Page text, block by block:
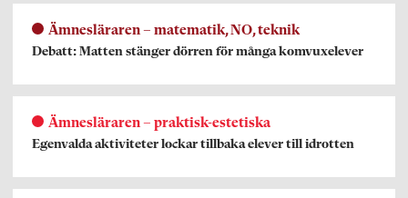
Ämnesläraren – matematik, NO, teknik
Debatt: Matten stänger dörren för många komvuxelever
Ämnesläraren – praktisk-estetiska
Egenvalda aktiviteter lockar tillbaka elever till idrotten